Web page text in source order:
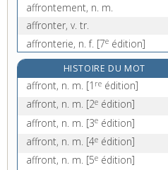
affrontement, n. m.
affronter, v. tr.
affronterie, n. f. [7e édition]
affronteur, -euse, n.
affublement, n. m.
affubler, v. tr.
affusion, n. f.
HISTOIRE DU MOT
affront, n. m. [1 re édition]
affront, n. m. [2e édition]
affront, n. m. [3e édition]
affront, n. m. [4e édition]
affront, n. m. [5e édition]